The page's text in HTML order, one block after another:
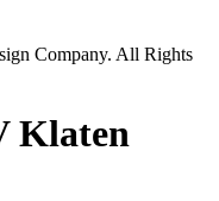
Company. All Rights
Klaten